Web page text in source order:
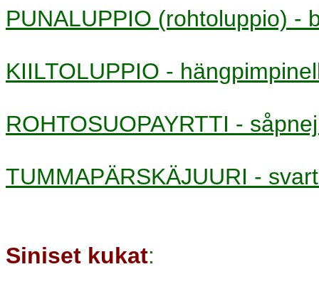
PUNALUPPIO (rohtoluppio)
KIILTOLUPPIO -
ROHTOSUOPAYRTTI -
TUMMAPÄRSKÄJUURI -
Siniset kukat: